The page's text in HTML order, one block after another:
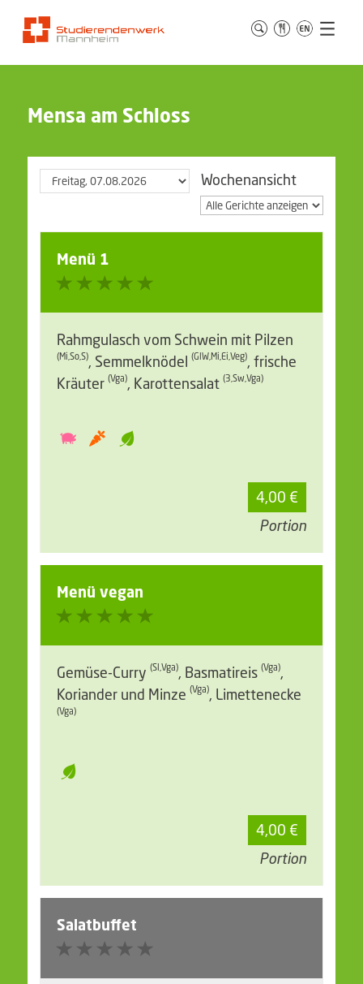
Mensa am Schloss
Wochenansicht
Menü 1
Rahmgulasch vom Schwein mit Pilzen
(Mi,So,S), Semmelknödel (GlW,Mi,Ei,Veg), frische
Kräuter (Vga), Karottensalat (3,Sw,Vga)
4,00 €
Portion
Menü vegan
Gemüse-Curry (Sl,Vga), Basmatireis (Vga),
Koriander und Minze (Vga), Limettenecke
(Vga)
4,00 €
Portion
Salatbuffet